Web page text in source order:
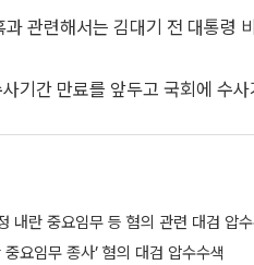
과 관련해서는 김대기 전 대통령
기간 만료를 앞두고 국회에 수
내란 중요임무 등 혐의 관련 대검 압수
요임무 종사’ 혐의 대검 압수수색